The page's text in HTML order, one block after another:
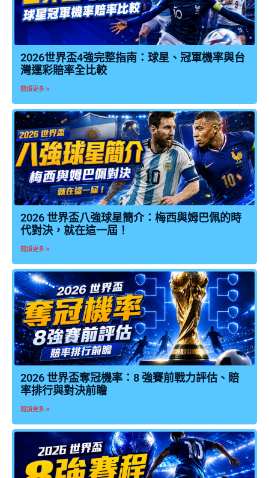
2026世界盃4強完整指南：球星、冠軍機率與台
灣運彩賠率全比較
閱讀更多 »
2026 世界盃八強球星簡介：梅西與姆巴佩的時
代對決，就在這一屆！
閱讀更多 »
2026 世界盃奪冠機率：8 強賽前戰力評估、賠
率排行與對決前瞻
閱讀更多 »